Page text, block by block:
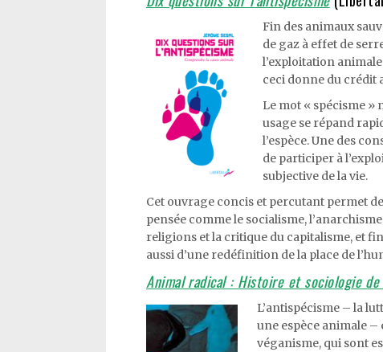
Fin des animaux
de gaz à effet de
l’exploitation
ceci donne du crédit
Le mot « spécisme »
usage se répand
l’espèce. Une des
de participer à
subjective de la vie.
Cet ouvrage concis et percutant permet
pensée comme le socialisme,
religions et la critique du capitalisme, et
aussi d’une redéfinition de la place de
Animal radical : Histoire et sociologie de
L’antispécisme – la
une espèce animale
véganisme, qui sont